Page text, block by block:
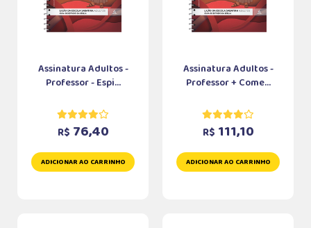
Assinatura Adultos -
Professor - Espi...
R$ 76,40
ADICIONAR AO CARRINHO
Assinatura Adultos -
Professor + Come...
R$ 111,10
ADICIONAR AO CARRINHO